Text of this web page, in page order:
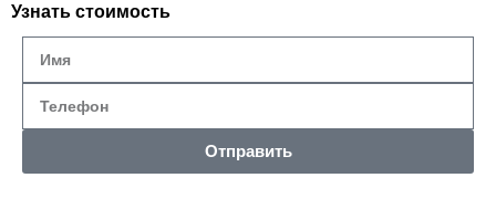
Узнать стоимость
Отправить